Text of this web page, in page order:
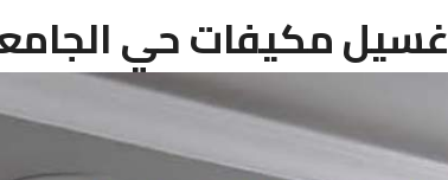
غسيل مكيفات حي